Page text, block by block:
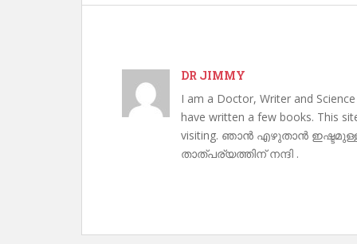
DR JIMMY
I am a Doctor, Writer and
have written a few books. This
visiting. ഞാൻ എഴുതാൻ
താത്പര്യത്തിന് നന്ദി .